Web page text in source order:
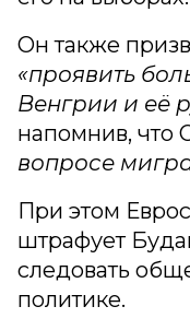
Он также
«проявить
Венгрии и её
напомнив, что
вопросе
При этом
штрафует
следовать
политике.